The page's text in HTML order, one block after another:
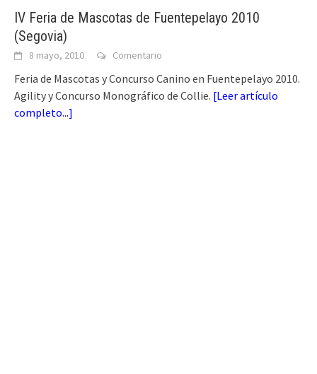
IV Feria de Mascotas de Fuentepelayo 2010
(Segovia)
8 mayo, 2010 Comentario
Feria de Mascotas y Concurso Canino en Fuentepelayo 2010.
Agility y Concurso Monográfico de Collie. [Leer artículo
completo...]